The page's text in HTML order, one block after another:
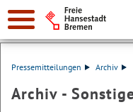
Suche:
Pressemitteilungen Archiv
Archiv -